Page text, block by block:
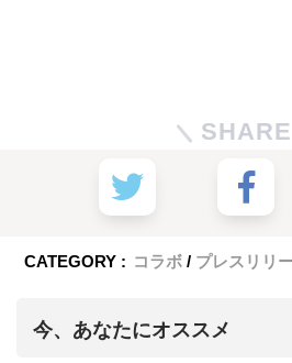
SHARE
CATEGORY : コラボ プレスリリ
今、あなたにオススメ